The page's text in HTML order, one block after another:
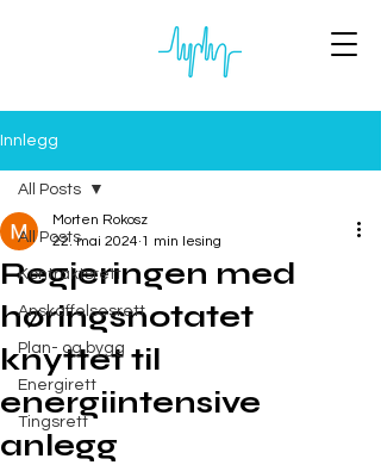
Innlegg
All Posts
Kontraktsrett
Anskaffelsesrett
Plan- og bygg
Energirett
Tingsrett
All Posts
Regjeringen med
høringsnotatet
knyttet til
energiintensive
anlegg
Morten Rokosz
22. mai 2024 1 min lesing